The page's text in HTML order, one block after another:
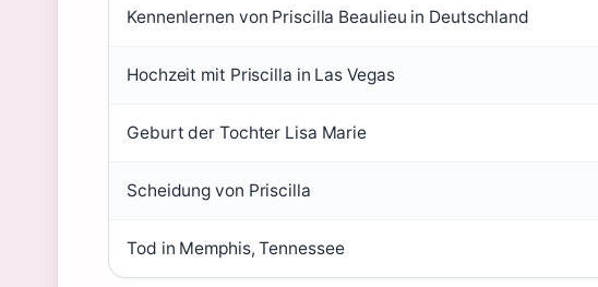
Kennenlernen von Priscilla Beaulieu in Deutschland
Hochzeit mit Priscilla in Las Vegas
Geburt der Tochter Lisa Marie
Scheidung von Priscilla
Tod in Memphis, Tennessee